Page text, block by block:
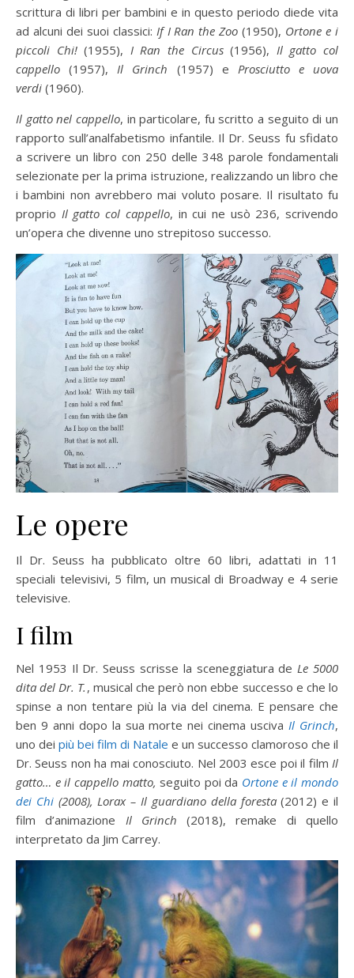
scrittura di libri per bambini e in questo periodo diede vita
ad alcuni dei suoi classici: If I Ran the Zoo (1950), Ortone e i
piccoli Chi! (1955), I Ran the Circus(1956), Il gatto col
cappello (1957), Il Grinch (1957) e Prosciutto e uova
verdi (1960).
Il gatto nel cappello, in particolare, fu scritto a seguito di un
rapporto sull’analfabetismo infantile. Il Dr. Seuss fu sfidato
a scrivere un libro con 250 delle 348 parole fondamentali
selezionate per la prima istruzione, realizzando un libro che
i bambini non avrebbero mai voluto posare. Il risultato fu
proprio Il gatto col cappello, in cui ne usò 236, scrivendo
un’opera che divenne uno strepitoso successo.
Le opere
Il Dr. Seuss ha pubblicato oltre 60 libri, adattati in 11
speciali televisivi, 5 film, un musical di Broadway e 4 serie
televisive.
I film
Nel 1953 Il Dr. Seuss scrisse la sceneggiatura de Le 5000
dita del Dr. T. , musical che però non ebbe successo e che lo
spinse a non tentare più la via del cinema. E pensare che
ben 9 anni dopo la sua morte nei cinema usciva Il Grinch,
uno dei più bei film di Natale e un successo clamoroso che il
Dr. Seuss non ha mai conosciuto. Nel 2003 esce poi il film Il
gatto… e il cappello matto, seguito poi da Ortone e il mondo
dei Chi(2008), Lorax – Il guardiano della foresta(2012) e il
film d’animazione Il Grinch (2018), remake di quello
interpretato da Jim Carrey.